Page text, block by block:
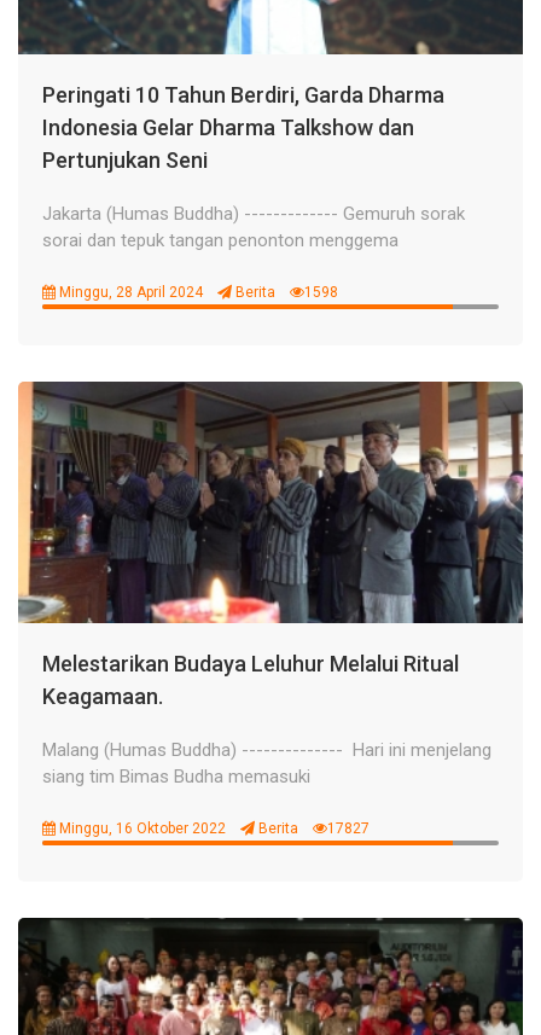
Peringati 10 Tahun Berdiri, Garda Dharma
Indonesia Gelar Dharma Talkshow dan
Pertunjukan Seni
Jakarta (Humas Buddha) ------------- Gemuruh sorak
sorai dan tepuk tangan penonton menggema
Minggu, 28 April 2024 Berita 1598
Melestarikan Budaya Leluhur Melalui Ritual
Keagamaan.
Malang (Humas Buddha) -------------- Hari ini menjelang
siang tim Bimas Budha memasuki
Minggu, 16 Oktober 2022 Berita 17827